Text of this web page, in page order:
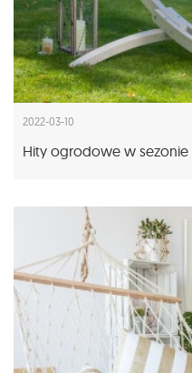
2022-03-10
Hity ogrodowe w sezonie